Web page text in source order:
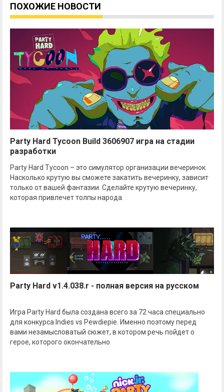
ПОХОЖИЕ НОВОСТИ
Party Hard Tycoon Build 3606907 игра на стадии
разработки
Party Hard Tycoon – это симулятор организации вечеринок.
Насколько крутую вы сможете закатить вечеринку, зависит
только от вашей фантазии. Сделайте крутую вечеринку,
которая привлечет толпы народа.
Party Hard v1.4.038.r - полная версия на русском
Игра Party Hard была создана всего за 72 часа специально
для конкурса Indies vs Pewdiepie. Именно поэтому перед
вами незамысловатый сюжет, в котором речь пойдет о
герое, которого окончательно